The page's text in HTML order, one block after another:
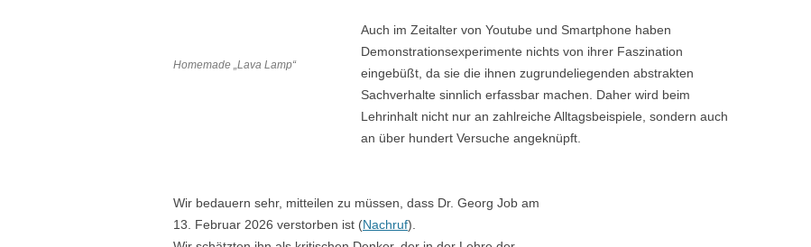
Homemade „Lava Lamp“
Auch im Zeitalter von Youtube und Smartphone haben
Demonstrationsexperimente nichts von ihrer Faszination
eingebüßt, da sie die ihnen zugrundeliegenden abstrakten
Sachverhalte sinnlich erfassbar machen. Daher wird beim
Lehrinhalt nicht nur an zahlreiche Alltagsbeispiele, sondern auch
an über hundert Versuche angeknüpft.
Wir bedauern sehr, mitteilen zu müssen, dass Dr. Georg Job am
13. Februar 2026 verstorben ist (Nachruf).